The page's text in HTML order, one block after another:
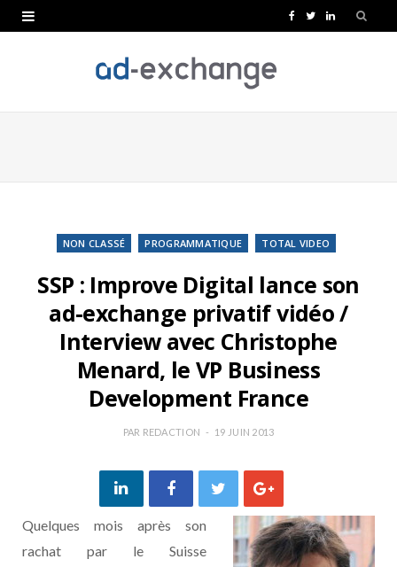
e
k
T
t
L
k
NON CLASSÉ PROGRAMMATIQUE TOTAL VIDEO
SSP : Improve Digital lance son
ad-exchange privatif vidéo /
Interview avec Christophe
Menard, le VP Business
Development France
PAR REDACTION 19 JUIN 2013
Quelques mois après son
rachat par le Suisse